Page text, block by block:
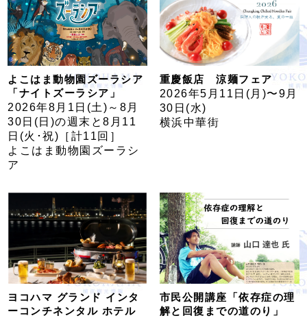
よこはま動物園ズーラシア
「ナイトズーラシア」
2026年8月1日(土)～8月
30日(日)の週末と8月11
日(火･祝)［計11回］
よこはま動物園ズーラシ
ア
重慶飯店 涼麺フェア
2026年5⽉11⽇(月)〜9⽉
30⽇(水)
横浜中華街
ヨコハマ グランド インタ
ーコンチネンタル ホテル
市民公開講座「依存症の理
解と回復までの道のり」